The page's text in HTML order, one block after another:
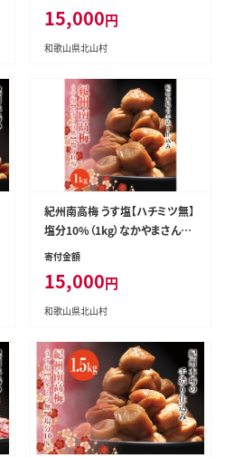
15,000円
和歌山県北山村
紀州南高梅 うす塩【ハチミツ無】
塩分10%（1kg）なかやまさんち
の梅干 うめ ウメ【nky002-110
寄付金額
15,000円
和歌山県北山村